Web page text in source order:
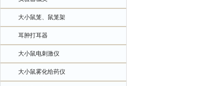
大小鼠笼、鼠笼架
耳肿打耳器
大小鼠电刺激仪
大小鼠雾化给药仪